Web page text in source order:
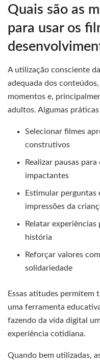
Quais são as
para usar os
A utilização consciente
adequada dos
momentos e,
adultos. Algumas
Selecionar filmes
construtivos
Realizar pausas
impactantes
Estimular
impressões da
Relatar experiências
história
Reforçar valores
solidariedade
Essas atitudes permitem
uma ferramenta
fazendo da vida digital
experiência cotidiana.
Quando bem utilizadas,